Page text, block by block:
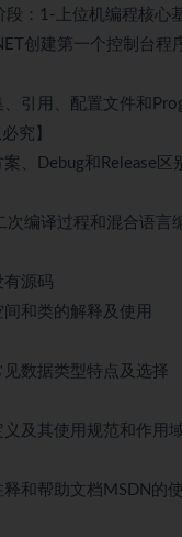
：1-上位机编程核心
创建第一个控制台程
引用、配置文件和
究】
、Debug和Release区
编译过程和混合语言
源码
和类的解释及使用
数据类型特点及选择
及其使用规范和作用
和帮助文档MSDN的